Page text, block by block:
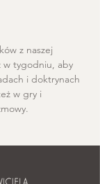
z naszej
w tygodniu, aby
i doktrynach
w gry i